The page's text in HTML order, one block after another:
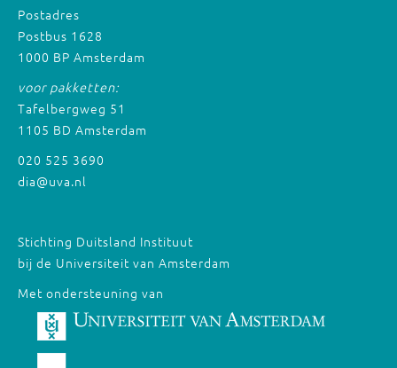
Postadres
Postbus 1628
1000 BP Amsterdam
voor pakketten:
Tafelbergweg 51
1105 BD Amsterdam
020 525 3690
dia@uva.nl
Stichting Duitsland Instituut
bij de Universiteit van Amsterdam
Met ondersteuning van